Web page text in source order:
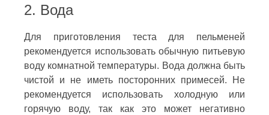
2. Вода
Для приготовления теста для пельменей
рекомендуется использовать обычную питьевую
воду комнатной температуры. Вода должна быть
чистой и не иметь посторонних примесей. Не
рекомендуется использовать холодную или
горячую воду, так как это может негативно